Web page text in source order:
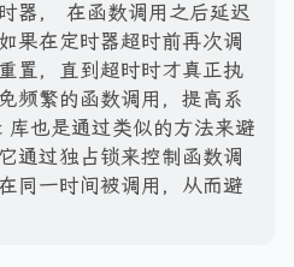
器， 在函数调用之后延迟
果在定时器超时前再次调
置，直到超时时才真正执
频繁的函数调用，提高系
也是通过类似的方法来避
通过独占锁来控制函数调
同一时间被调用，从而避